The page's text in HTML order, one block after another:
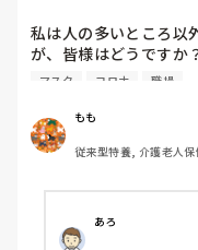
私は人の多いところ以
が、皆様はどうですか
職場が近いと人の目も
たいんですよね、、
マスク コロナ 職場
もも
従来型特養, 介護老人
あろ